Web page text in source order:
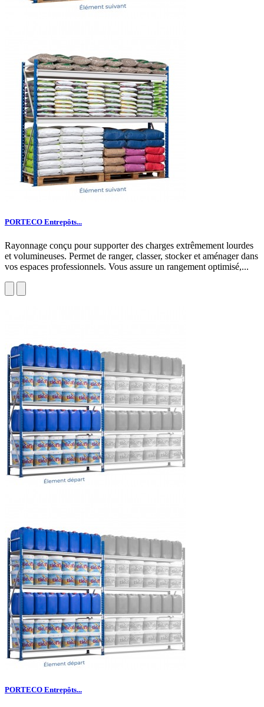
PORTECO Entrepôts...
Rayonnage conçu pour supporter des charges extrêmement lourdes
et volumineuses. Permet de ranger, classer, stocker et aménager dans
vos espaces professionnels. Vous assure un rangement optimisé,...
PORTECO Entrepôts...